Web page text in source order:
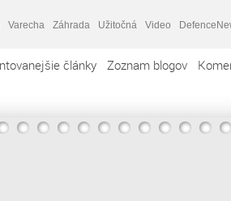
Varecha Záhrada Užitočná Video
články Zoznam blogov